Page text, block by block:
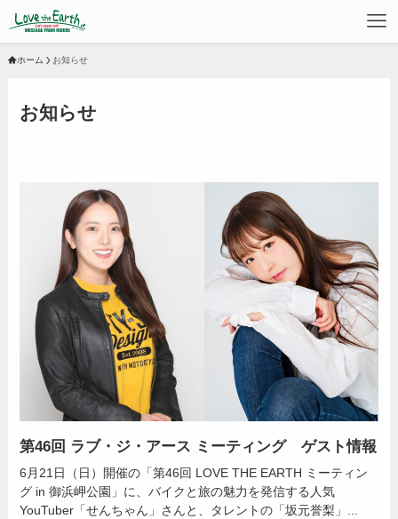
ホーム お知らせ
お知らせ
第46回 ラブ・ジ・アース ミーティング ゲスト情報
6月21日（日）開催の「第46回 LOVE THE EARTH ミーティン
グ in 御浜岬公園」に、バイクと旅の魅力を発信する人気
YouTuber「せんちゃん」さんと、タレントの「坂元誉梨」...